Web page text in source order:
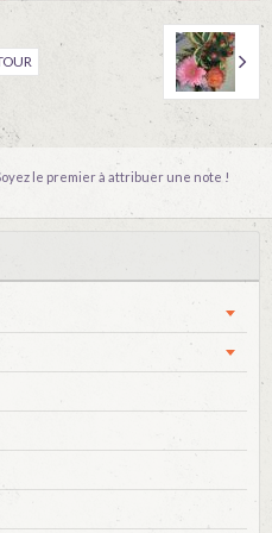
le premier à attribuer une note !